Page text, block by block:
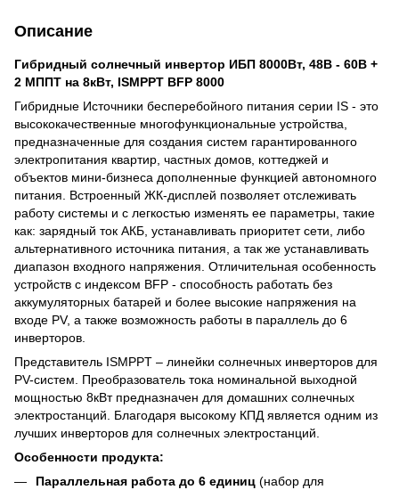
Описание
Гибридный солнечный инвертор ИБП 8000Вт, 48В - 60В +
2 МППТ на 8кВт, ISMPPT BFP 8000
Гибридные Источники бесперебойного питания серии IS - это
высококачественные многофункциональные устройства,
предназначенные для создания систем гарантированного
электропитания квартир, частных домов, коттеджей и
объектов мини-бизнеса дополненные функцией автономного
питания. Встроенный ЖК-дисплей позволяет отслеживать
работу системы и с легкостью изменять ее параметры, такие
как: зарядный ток АКБ, устанавливать приоритет сети, либо
альтернативного источника питания, а так же устанавливать
диапазон входного напряжения. Отличительная особенность
устройств с индексом BFP - способность работать без
аккумуляторных батарей и более высокие напряжения на
входе PV, а также возможность работы в параллель до 6
инверторов.
Представитель ISMPPT – линейки солнечных инверторов для
PV-систем. Преобразователь тока номинальной выходной
мощностью 8кВт предназначен для домашних солнечных
электростанций. Благодаря высокому КПД является одним из
лучших инверторов для солнечных электростанций.
Особенности продукта:
Параллельная работа до 6 единиц (набор для